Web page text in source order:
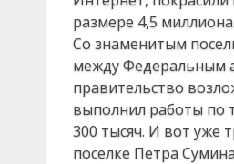
размере 4,5
Со знаменитым
между Федеральным
правительство
выполнил работы по
300 тысяч. И вот уже
поселке Петра